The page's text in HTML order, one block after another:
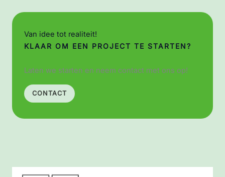
Van idee tot realiteit!
KLAAR OM EEN PROJECT TE STARTEN?
Laten we starten en neem contact met ons op!
CONTACT